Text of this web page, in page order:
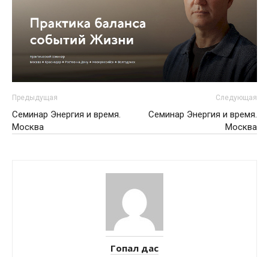
Предыдущая
Семинар Энергия и время.
Москва
Следующая
Семинар Энергия и время.
Москва
Гопал дас